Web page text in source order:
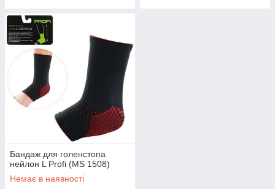
Бандаж для голенстопа
нейлон L Profi (MS 1508)
Немає в наявності